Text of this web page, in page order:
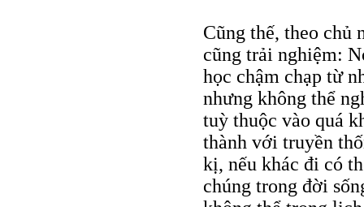
Cũng thế, theo chủ
cũng trải nghiệm:
học chậm chạp từ
nhưng không thể
tuỳ thuộc vào quá
thành với truyền
kị, nếu khác đi có
chúng trong đời